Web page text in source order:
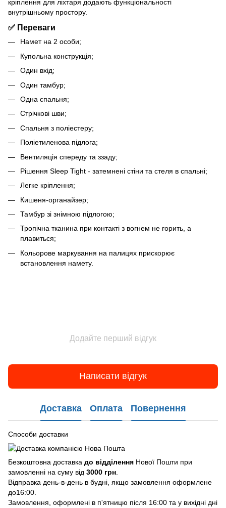
кріплення для ліхтаря додають функціональності
внутрішньому простору.
✅ Переваги
Намет на 2 особи;
Купольна конструкція;
Один вхід;
Один тамбур;
Одна спальня;
Стрічкові шви;
Спальня з поліестеру;
Поліетиленова підлога;
Вентиляція спереду та ззаду;
Рішення Sleep Tight - затемнені стіни та стеля в спальні;
Легке кріплення;
Кишеня-органайзер;
Тамбур зі знімною підлогою;
Тропічна тканина при контакті з вогнем не горить, а
плавиться;
Кольорове маркування на палицях прискорює
встановлення намету.
Додайте перший відгук
Написати відгук
Доставка Оплата Повернення
Способи доставки
Безкоштовна доставка до відділення Нової Пошти при
замовленні на суму від 3000 грн
Відправка день-в-день в будні, якщо замовлення оформлене
до16:00.
Замовлення, оформлені в п'ятницю після 16:00 та у вихідні дні